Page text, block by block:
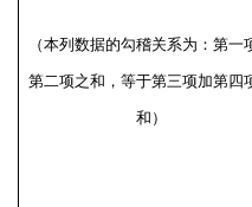
（本列数据的勾稽关系为：第一
第二项之和，等于第三项加第四
和）